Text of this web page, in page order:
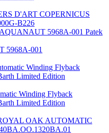
D'ART COPERNICUS
B226
Patek
5968A-001
Winding Flyback
Limited Edition